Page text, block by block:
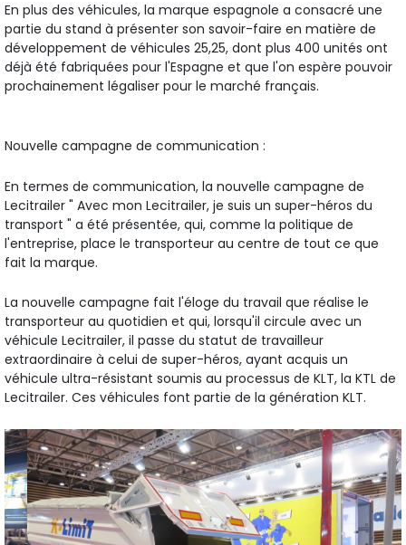
En plus des véhicules, la marque espagnole a consacré une
partie du stand à présenter son savoir-faire en matière de
développement de véhicules 25,25, dont plus 400 unités ont
déjà été fabriquées pour l'Espagne et que l'on espère pouvoir
prochainement légaliser pour le marché français.
Nouvelle campagne de communication :
En termes de communication, la nouvelle campagne de
Lecitrailer " Avec mon Lecitrailer, je suis un super-héros du
transport " a été présentée, qui, comme la politique de
l'entreprise, place le transporteur au centre de tout ce que
fait la marque.
La nouvelle campagne fait l'éloge du travail que réalise le
transporteur au quotidien et qui, lorsqu'il circule avec un
véhicule Lecitrailer, il passe du statut de travailleur
extraordinaire à celui de super-héros, ayant acquis un
véhicule ultra-résistant soumis au processus de KLT, la KTL de
Lecitrailer. Ces véhicules font partie de la génération KLT.